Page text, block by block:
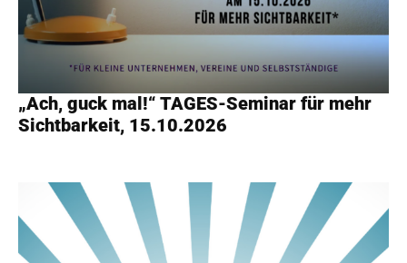
„Ach, guck mal!“ TAGES-Seminar für mehr
Sichtbarkeit, 15.10.2026